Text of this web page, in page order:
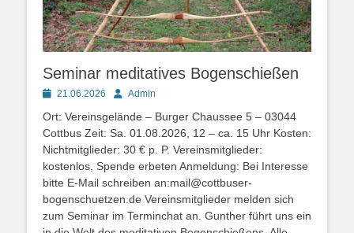
Seminar meditatives Bogenschießen
Posted21.06.2026 AutorAdmin
Ort: Vereinsgelände – Burger Chaussee 5 – 03044
Cottbus Zeit: Sa. 01.08.2026, 12 – ca. 15 Uhr Kosten:
Nichtmitglieder: 30 € p. P. Vereinsmitglieder:
kostenlos, Spende erbeten Anmeldung: Bei Interesse
bitte E-Mail schreiben an:mail@cottbuser-
bogenschuetzen.de Vereinsmitglieder melden sich
zum Seminar im Terminchat an. Gunther führt uns ein